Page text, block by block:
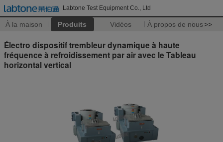
Labtone Test Equipment Co., Ltd
À la maison Produits Vidéos À propos de nous>>
Électro dispositif trembleur dynamique à haute
fréquence à refroidissement par air avec le Tableau
horizontal vertical